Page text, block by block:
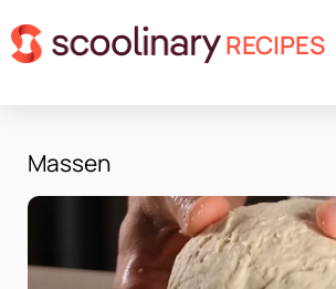
RECIPES
Massen